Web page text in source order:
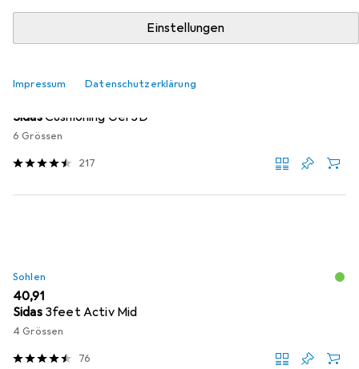
Einstellungen
Impressum Datenschutzerklärung
Produktliste
Sohlen
Sidas Cushioning Gel 3D
6 Grössen
217
Sohlen
EUR
40,91
Sidas 3feet Activ Mid
4 Grössen
76